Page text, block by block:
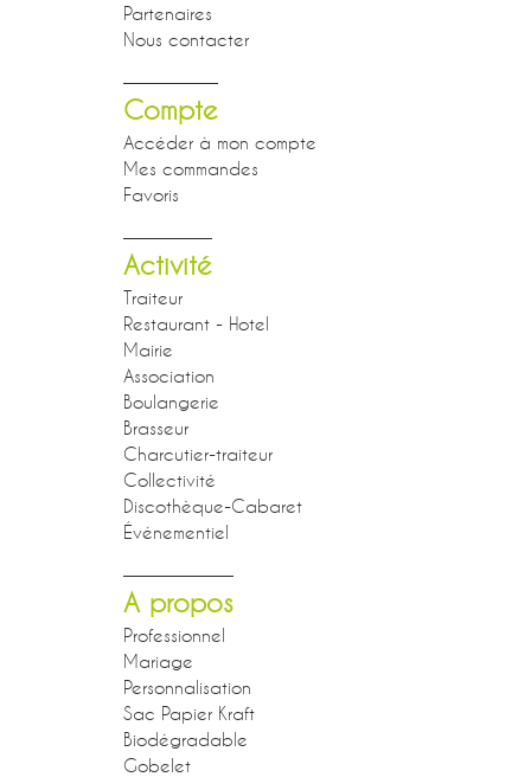
Partenaires
Nous contacter
Compte
Accéder à mon compte
Mes commandes
Favoris
Activité
Traiteur
Restaurant - Hotel
Mairie
Association
Boulangerie
Brasseur
Charcutier-traiteur
Collectivité
Discothèque-Cabaret
Événementiel
A propos
Professionnel
Mariage
Personnalisation
Sac Papier Kraft
Biodégradable
Gobelet